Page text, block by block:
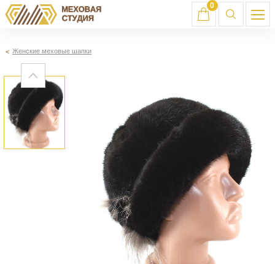
0
Женские меховые шапки